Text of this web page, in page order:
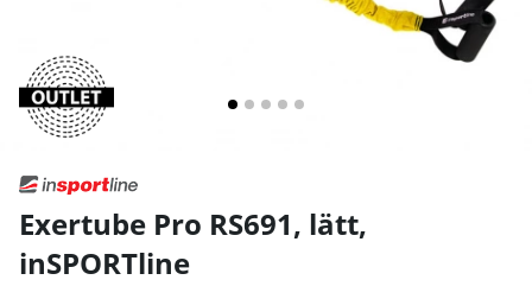
Exertube Pro RS691, lätt,
inSPORTline